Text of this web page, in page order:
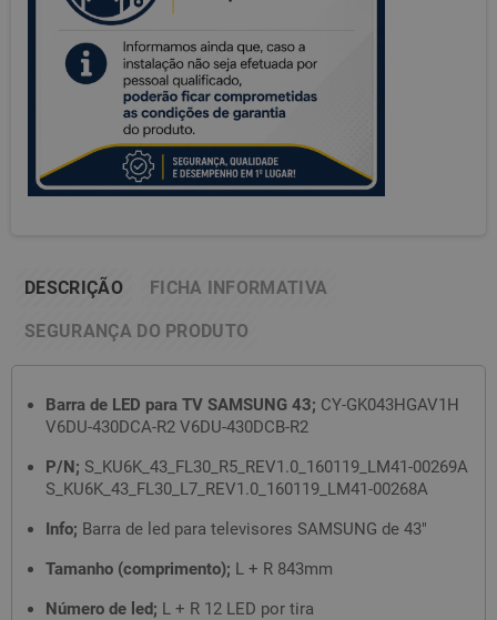
DESCRIÇÃO FICHA INFORMATIVA
SEGURANÇA DO PRODUTO
Barra de LED para TV SAMSUNG 43; CY-GK043HGAV1H
V6DU-430DCA-R2 V6DU-430DCB-R2
P/N; S_KU6K_43_FL30_R5_REV1.0_160119_LM41-00269A
S_KU6K_43_FL30_L7_REV1.0_160119_LM41-00268A
Info; Barra de led para televisores SAMSUNG de 43"
Tamanho (comprimento); L + R 843mm
Número de led; L + R 12 LED por tira